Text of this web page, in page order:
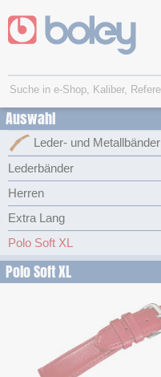
Auswahl
Leder- und Metallbänder
Lederbänder
Herren
Extra Lang
Polo Soft XL
Polo Soft XL